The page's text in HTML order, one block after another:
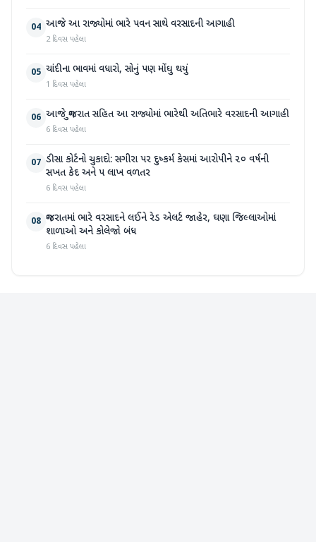
04 આજે આ રાજ્યોમાં ભારે પવન સાથે વરસાદની આગાહી
2 દિવસ પહેલા
05 ચાંદીના ભાવમાં વધારો, સોનું પણ મોંઘુ થયું
1 દિવસ પહેલા
06 આજે ગુજરાત સહિત આ રાજ્યોમાં ભારેથી અતિભારે વરસાદની આગાહી
6 દિવસ પહેલા
07 ડીસા કોર્ટનો ચુકાદો: સગીરા પર દુષ્કર્મ કેસમાં આરોપીને ૨૦ વર્ષની
સખત કેદ અને ૫ લાખ વળતર
6 દિવસ પહેલા
08 ગુજરાતમાં ભારે વરસાદને લઈને રેડ એલર્ટ જાહેર, ઘણા જિલ્લાઓમાં
શાળાઓ અને કોલેજો બંધ
6 દિવસ પહેલા